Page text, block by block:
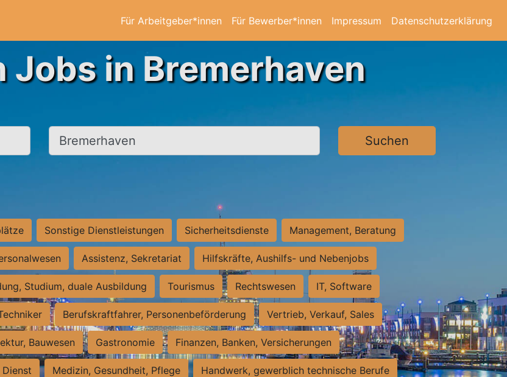
Für Arbeitgeber*innen Für Bewerber*innen Impressum Datenschutzerklärung
Jobs in Bremerhaven
Ort, Stadt Suchen
Sonstige Dienstleistungen Sicherheitsdienste Management, Beratung
Assistenz, Sekretariat Hilfskräfte, Aushilfs- und Nebenjobs
Studium, duale Ausbildung Tourismus Rechtswesen IT, Software
Berufskraftfahrer, Personenbeförderung Vertrieb, Verkauf, Sales
Bauwesen Gastronomie Finanzen, Banken, Versicherungen
Medizin, Gesundheit, Pflege Handwerk, gewerblich technische Berufe